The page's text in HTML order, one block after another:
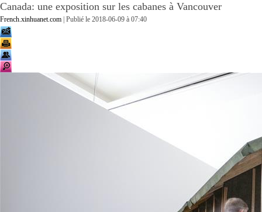
Canada: une exposition sur les cabanes à Vancouver
French.xinhuanet.com | Publié le 2018-06-09 à 07:40